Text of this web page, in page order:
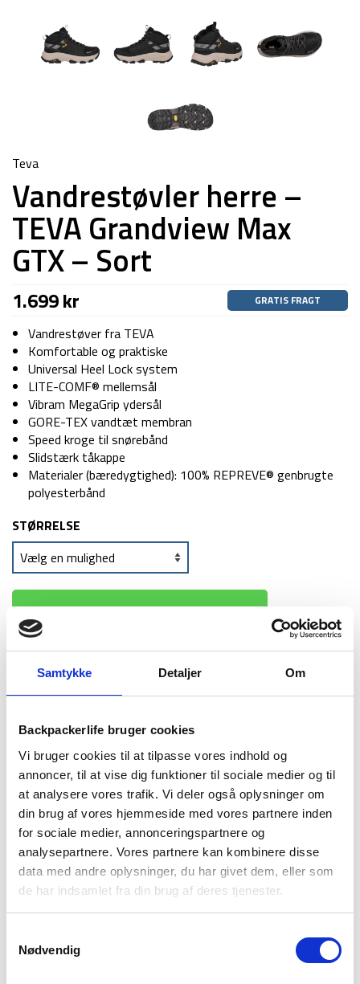
Samtykke Detaljer Om
Backpackerlife bruger cookies
Vi bruger cookies til at tilpasse vores indhold og
annoncer, til at vise dig funktioner til sociale medier og til
at analysere vores trafik. Vi deler også oplysninger om
din brug af vores hjemmeside med vores partnere inden
for sociale medier, annonceringspartnere og
analysepartnere. Vores partnere kan kombinere disse
data med andre oplysninger, du har givet dem, eller som
de har indsamlet fra din brug af deres tjenester.
Nødvendig
Teva
Vandrestøvler herre –
TEVA Grandview Max
GTX – Sort
1.699kr GRATIS FRAGT
Vandrestøver fra TEVA
Komfortable og praktiske
Universal Heel Lock system
LITE-COMF® mellemsål
Vibram MegaGrip ydersål
GORE-TEX vandtæt membran
Speed kroge til snørebånd
Slidstærk tåkappe
Materialer (bæredygtighed): 100% REPREVE® genbrugte
polyesterbånd
STØRRELSE
TILFØJ TIL KURV
1-2 dages
levering
Fri fragt over
499 kr
100 dages
returret
BESKRIVELSE
YDERLIGERE INFORMATION
BRAND
FAQ
Disse gode Grandview Max GTX vandrestøvler til herre er din
ultimative makker, når du er på en lang, god vandretur. Disse
støvler er lavet med Universal Heel Lock System (UHLS), når
LITE-COMF® mellemsål der bidrager med komfort hele dagen.
De er lavet med en Vibram MegaGrip ydersål, som giver